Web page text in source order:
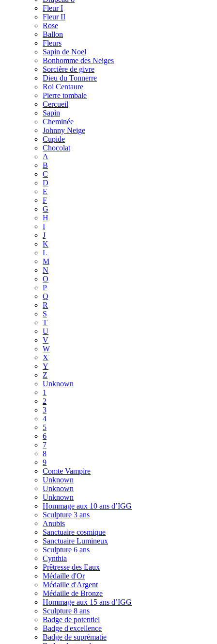
Fleur I
Fleur II
Rose
Ballon
Fleurs
Sapin de Noel
Bonhomme des Neiges
Sorcière de givre
Dieu du Tonnerre
Roi Centaure
Pierre tombale
Cercueil
Sapin
Cheminée
Johnny Neige
Cupide
Chocolat
A
B
C
D
E
F
G
H
I
J
K
L
M
N
O
P
Q
R
S
T
U
V
W
X
Y
Z
Unknown
1
2
3
4
5
6
7
8
9
Comte Vampire
Unknown
Unknown
Unknown
Hommage aux 10 ans d’IGG
Sculpture 3 ans
Anubis
Sanctuaire cosmique
Sanctuaire Lumineux
Sculpture 6 ans
Cynthia
Prêtresse des Eaux
Médaille d'Or
Médaille d'Argent
Médaille de Bronze
Hommage aux 15 ans d’IGG
Sculpture 8 ans
Badge de potentiel
Badge d'excellence
Badge de suprématie